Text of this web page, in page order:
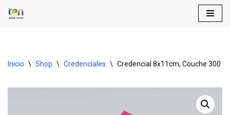
Inicio \ Shop \ Credenciales \ Credencial 8x11cm, Couche 300